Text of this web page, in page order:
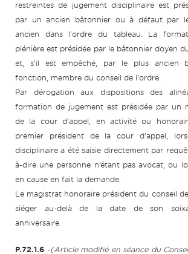
restreintes de jugement disciplinaire est
par un ancien bâtonnier ou à défaut par
ancien dans l'ordre du tableau. La
plénière est présidée par le bâtonnier doyen
et, s'il est empêché, par le plus ancien
fonction, membre du conseil de l'ordre.
Par dérogation aux dispositions des
formation de jugement est présidée par un
de la cour d’appel, en activité ou
premier président de la cour d’appel,
disciplinaire a été saisie directement par
à-dire une personne n’étant pas avocat, ou
en cause en fait la demande.
Le magistrat honoraire président du conseil
siéger au-delà de la date de son
anniversaire.
P.72.1.6 -(Article modifié en séance du